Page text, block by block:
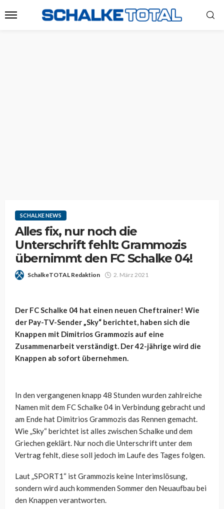
SCHALKE NEWS
Alles fix, nur noch die
Unterschrift fehlt: Grammozis
übernimmt den FC Schalke 04!
SchalkeTOTAL Redaktion 2. März 2021
Der FC Schalke 04 hat einen neuen Cheftrainer! Wie
der Pay-TV-Sender „Sky“ berichtet, haben sich die
Knappen mit Dimitrios Grammozis auf eine
Zusammenarbeit verständigt. Der 42-jährige wird die
Knappen ab sofort übernehmen.
In den vergangenen knapp 48 Stunden wurden zahlreiche
Namen mit dem FC Schalke 04 in Verbindung gebracht und
am Ende hat Dimitrios Grammozis das Rennen gemacht.
Wie „Sky“ berichtet ist alles zwischen Schalke und dem
Griechen geklärt. Nur noch die Unterschrift unter dem
Vertrag fehlt, diese soll jedoch im Laufe des Tages folgen.
Laut „SPORT1“ istGrammozis keine Interimslösung,
sondern wird auch kommenden Sommer den Neuaufbau bei
den Knappen verantworten.